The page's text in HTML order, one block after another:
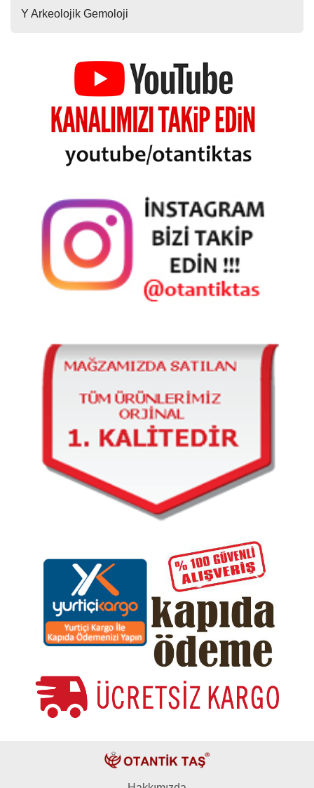
Y Arkeolojik Gemoloji